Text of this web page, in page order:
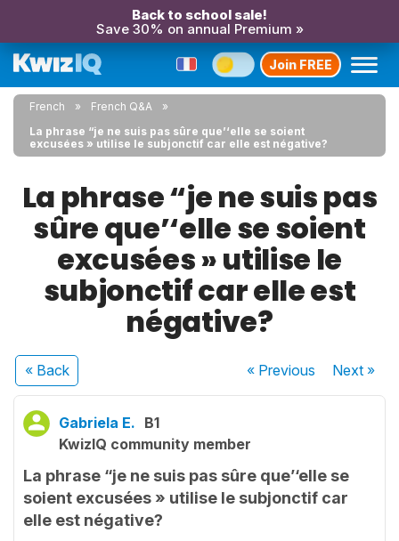
Back to school sale!
Save 30% on annual Premium »
Join FREE
French
French Q&A
La phrase “je ne suis pas sûre que’‘elle se soient
excusées » utilise le subjonctif car elle est négative?
La phrase “je ne suis pas
sûre que’‘elle se soient
excusées » utilise le
subjonctif car elle est
négative?
« Back « Previous Next»
Gabriela E. B1
KwizIQ community member
La phrase “je ne suis pas sûre que’‘elle se
soient excusées » utilise le subjonctif car
elle est négative?